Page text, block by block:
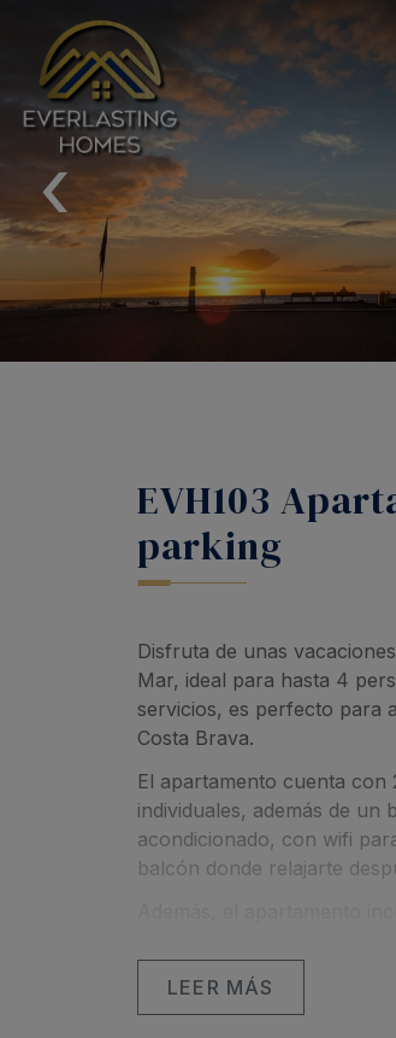
‹
EVH103
parking
Disfruta de unas
Mar, ideal para hasta 4
servicios, es perfecto para
Costa Brava.
El apartamento cuenta
individuales, además de un
acondicionado, con wifi
balcón donde relajarte
Con su ubicación cercana
excelente opción para unas
LEER MÁS